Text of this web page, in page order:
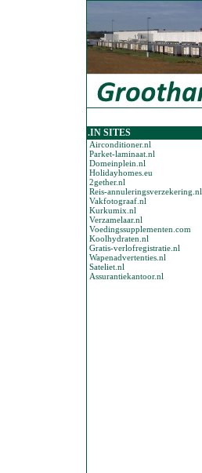
.IN SITES
Airconditioner.nl
Parket-laminaat.nl
Domeinplein.nl
Holidayhomes.eu
2gether.nl
Reis-annuleringsverzekering.nl
Vakfotograaf.nl
Kurkumix.nl
Verzamelaar.nl
Voedingssupplementen.com
Koolhydraten.nl
Gratis-verlofregistratie.nl
Wapenadvertenties.nl
Sateliet.nl
Assurantiekantoor.nl